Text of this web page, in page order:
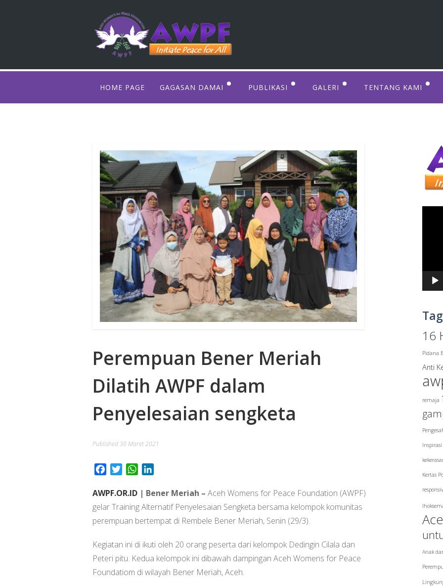
HOME PAGE GAGASAN DAMAI
WOMEN’S INITIATIVE
PUBLIKASI GALERI TENTANG KAMI
ISU PRIORITAS
Perempuan Bener Meriah
Dilatih AWPF dalam
Penyelesaian sengketa
Published30 Maret 2021
FacebookTwitterWhatsApp
AWPF.OR.ID | Bener Meriah – Aceh Womens for Peace Foundation (AWPF)
gelar Training Alternatif Penyelesaian Sengketa bersama kelompok komunitas
perempuan bertempat di Rembele Bener Meriah, Senin (29/3).
Kegiatan ini di ikuti oleh 20 orang peserta dari kelompok Dedingin Cilala dan
Peteri pitu. Kedua kelompok ini dibawah dampingan Aceh Womens for Peace
Foundatiom di wilayah Bener Meriah, Aceh.
Tag
16
Pidana
Anti
remaja
Inspirasi
Kertas
Anak